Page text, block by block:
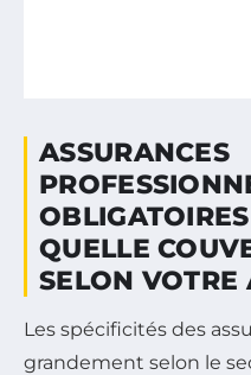
ASSURANCES
QUELLE
SELON VOTRE
Les spécificités des
grandement selon le